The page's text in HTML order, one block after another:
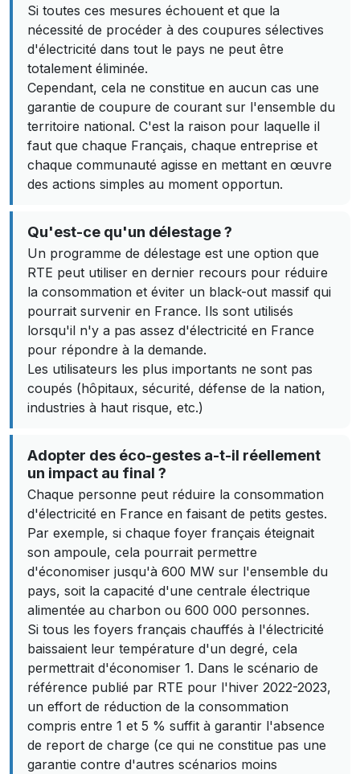
Si toutes ces mesures échouent et que la
nécessité de procéder à des coupures sélectives
d'électricité dans tout le pays ne peut être
totalement éliminée.
Cependant, cela ne constitue en aucun cas une
garantie de coupure de courant sur l'ensemble du
territoire national. C'est la raison pour laquelle il
faut que chaque Français, chaque entreprise et
chaque communauté agisse en mettant en œuvre
des actions simples au moment opportun.
Qu'est-ce qu'un délestage ?
Un programme de délestage est une option que
RTE peut utiliser en dernier recours pour réduire
la consommation et éviter un black-out massif qui
pourrait survenir en France. Ils sont utilisés
lorsqu'il n'y a pas assez d'électricité en France
pour répondre à la demande.
Les utilisateurs les plus importants ne sont pas
coupés (hôpitaux, sécurité, défense de la nation,
industries à haut risque, etc.)
Adopter des éco-gestes a-t-il réellement
un impact au final ?
Chaque personne peut réduire la consommation
d'électricité en France en faisant de petits gestes.
Par exemple, si chaque foyer français éteignait
son ampoule, cela pourrait permettre
d'économiser jusqu'à 600 MW sur l'ensemble du
pays, soit la capacité d'une centrale électrique
alimentée au charbon ou 600 000 personnes.
Si tous les foyers français chauffés à l'électricité
baissaient leur température d'un degré, cela
permettrait d'économiser 1. Dans le scénario de
référence publié par RTE pour l'hiver 2022-2023,
un effort de réduction de la consommation
compris entre 1 et 5 % suffit à garantir l'absence
de report de charge (ce qui ne constitue pas une
garantie contre d'autres scénarios moins